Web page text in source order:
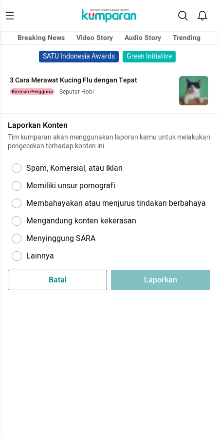
Breaking News Video Story Audio Story
Trending
SATU Indonesia Awards
Green Initiative
3 Cara Merawat Kucing Flu dengan Tepat
Kiriman Pengguna Seputar Hobi
Laporkan Konten
Tim kumparan akan menggunakan laporan kamu untuk melakukan
pengecekan terhadap konten ini.
Spam, Komersial, atau Iklan
Memiliki unsur pornografi
Membahayakan atau menjurus tindakan berbahaya
Mengandung konten kekerasan
Menyinggung SARA
Lainnya
Batal Laporkan